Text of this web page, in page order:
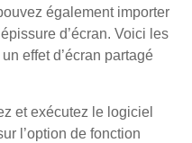
également importer
d’écran. Voici les
effet d’écran partagé
et exécutez le logiciel
l’option de fonction